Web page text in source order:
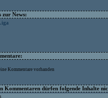
zur News:
Kommentare vorhanden
Kommentaren dürfen folgende Inhalte